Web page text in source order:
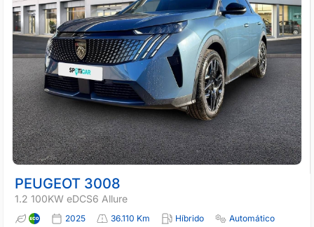
PEUGEOT 3008
1.2 100KW eDCS6 Allure
2025 36.110 Km Híbrido
Automático